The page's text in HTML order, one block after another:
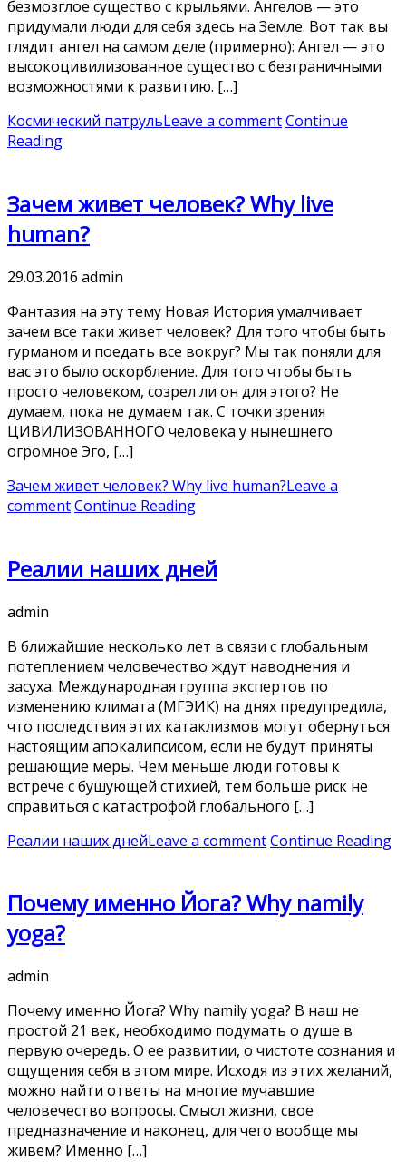
безмозглое существо с крыльями. Ангелов — это
придумали люди для себя здесь на Земле. Вот так вы
глядит ангел на самом деле (примерно): Ангел — это
высокоцивилизованное существо с безграничными
возможностями к развитию. […]
Космический патрульLeave a commentContinue
Reading
Зачем живет человек? Why live
human?
29.03.2016 admin
Фантазия на эту тему Новая История умалчивает
зачем все таки живет человек? Для того чтобы быть
гурманом и поедать все вокруг? Мы так поняли для
вас это было оскорбление. Для того чтобы быть
просто человеком, созрел ли он для этого? Не
думаем, пока не думаем так. С точки зрения
ЦИВИЛИЗОВАННОГО человека у нынешнего
огромное Эго, […]
Зачем живет человек? Why live human?Leave a
commentContinue Reading
Реалии наших дней
admin
В ближайшие несколько лет в связи с глобальным
потеплением человечество ждут наводнения и
засуха. Международная группа экспертов по
изменению климата (МГЭИК) на днях предупредила,
что последствия этих катаклизмов могут обернуться
настоящим апокалипсисом, если не будут приняты
решающие меры. Чем меньше люди готовы к
встрече с бушующей стихией, тем больше риск не
справиться с катастрофой глобального […]
Реалии наших днейLeave a commentContinue Reading
Почему именно Йога? Why namily
yoga?
admin
Почему именно Йога? Why namily yoga? В наш не
простой 21 век, необходимо подумать о душе в
первую очередь. О ее развитии, о чистоте сознания и
ощущения себя в этом мире. Исходя из этих желаний,
можно найти ответы на многие мучавшие
человечество вопросы. Смысл жизни, свое
предназначение и наконец, для чего вообще мы
живем? Именно […]